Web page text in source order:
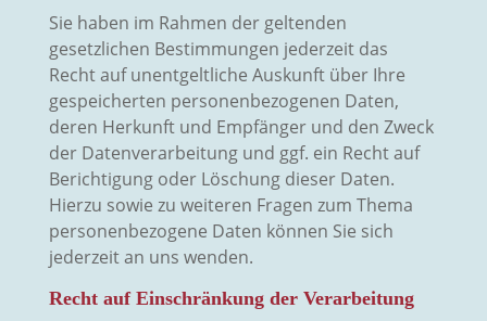
Sie haben im Rahmen der geltenden
gesetzlichen Bestimmungen jederzeit das
Recht auf unentgeltliche Auskunft über Ihre
gespeicherten personenbezogenen Daten,
deren Herkunft und Empfänger und den Zweck
der Datenverarbeitung und ggf. ein Recht auf
Berichtigung oder Löschung dieser Daten.
Hierzu sowie zu weiteren Fragen zum Thema
personenbezogene Daten können Sie sich
jederzeit an uns wenden.
Recht auf Einschränkung der Verarbeitung